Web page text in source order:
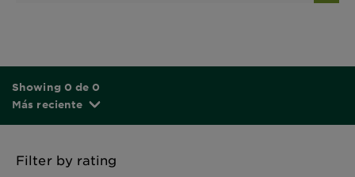
Showing 0 de 0
Más reciente
Filter by rating